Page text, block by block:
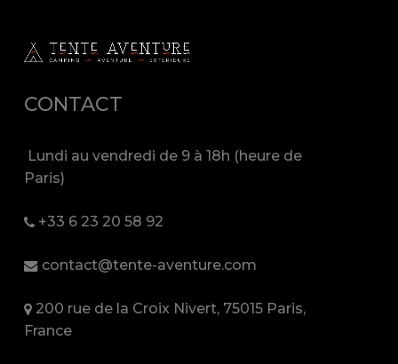
CONTACT
Lundi au vendredi de 9 à 18h (heure de
Paris)
+33 6 23 20 58 92
contact@tente-aventure.com
200 rue de la Croix Nivert, 75015 Paris,
France